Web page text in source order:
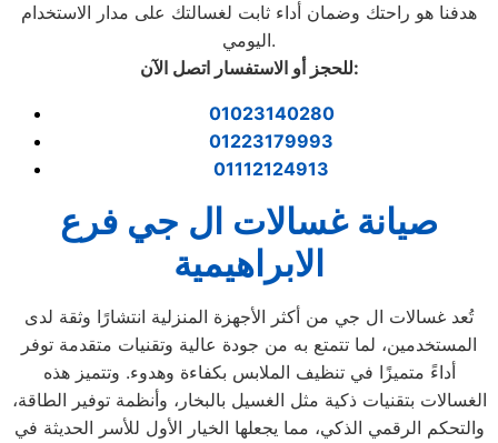
هدفنا هو راحتك وضمان أداء ثابت لغسالتك على مدار الاستخدام
اليومي.
للحجز أو الاستفسار اتصل الآن:
01023140280
01223179993
01112124913
صيانة غسالات ال جي فرع
الابراهيمية
تُعد غسالات ال جي من أكثر الأجهزة المنزلية انتشارًا وثقة لدى
المستخدمين، لما تتمتع به من جودة عالية وتقنيات متقدمة توفر
أداءً متميزًا في تنظيف الملابس بكفاءة وهدوء. وتتميز هذه
الغسالات بتقنيات ذكية مثل الغسيل بالبخار، وأنظمة توفير الطاقة،
والتحكم الرقمي الذكي، مما يجعلها الخيار الأول للأسر الحديثة في